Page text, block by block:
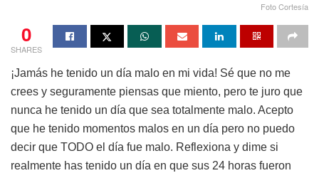
Foto Cortesía
0
SHARES
¡Jamás he tenido un día malo en mi vida! Sé que no me
crees y seguramente piensas que miento, pero te juro que
nunca he tenido un día que sea totalmente malo. Acepto
que he tenido momentos malos en un día pero no puedo
decir que TODO el día fue malo. Reflexiona y dime si
realmente has tenido un día en que sus 24 horas fueron